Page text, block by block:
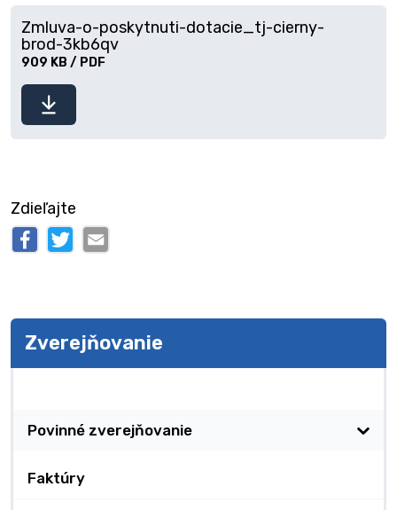
súbor
Zmluva-o-poskytnuti-dotacie_tj-cierny-
brod-3kb6qv
909 KB / PDF
Zdieľajte
Zverejňovanie
Povinné zverejňovanie
Faktúry